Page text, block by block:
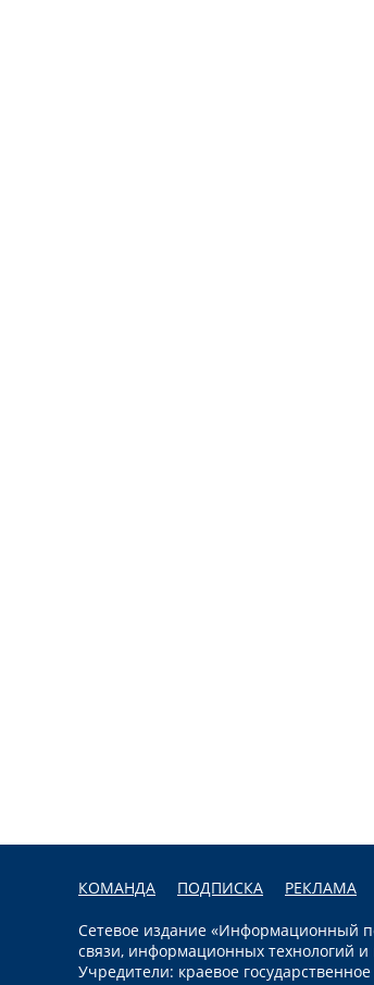
КОМАНДА ПОДПИСКА РЕКЛАМА
Сетевое издание «Информационный
связи, информационных технологий
Учредители: краевое